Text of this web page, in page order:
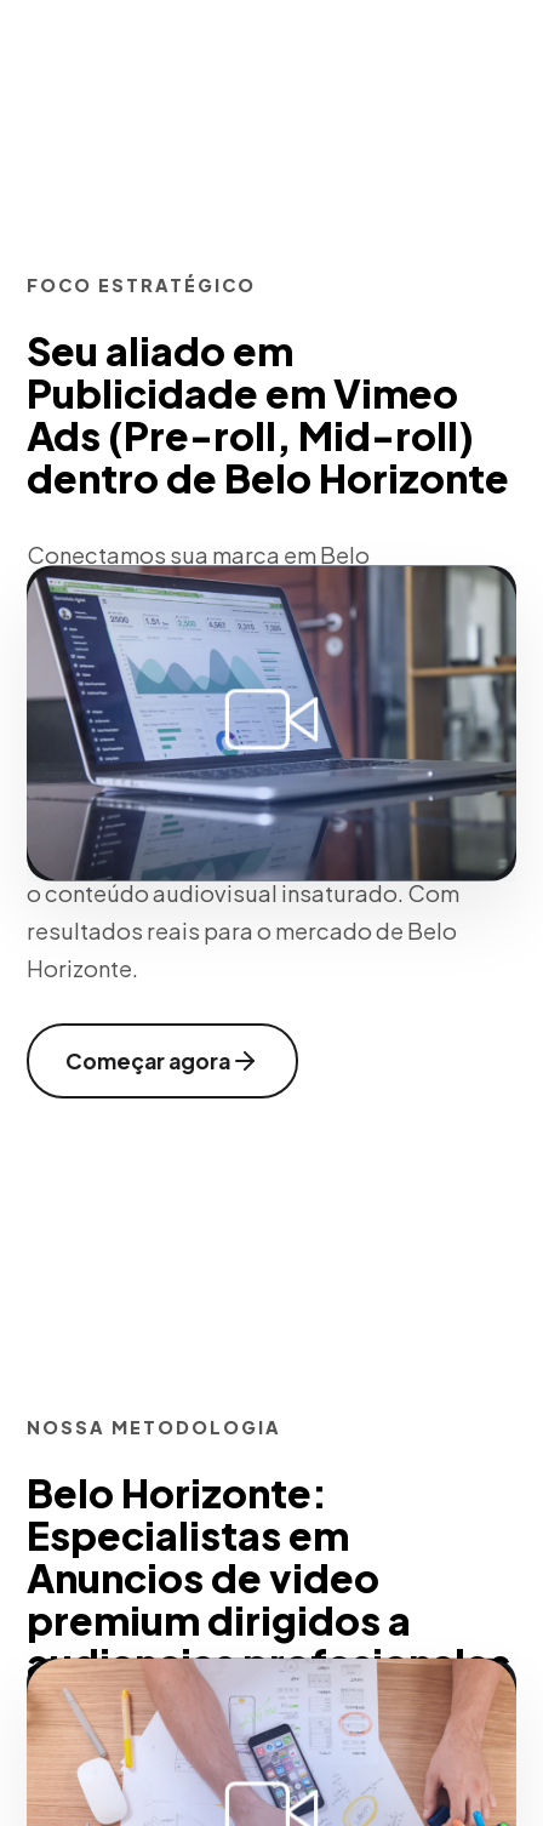
FOCO ESTRATÉGICO
Seu aliado em
Publicidade em Vimeo
Ads (Pre-roll, Mid-roll)
dentro de Belo Horizonte
Conectamos sua marca em Belo
Horizonte a nichos de criativos,
cineastas e profissionais em uma
plataforma de qualidade premium e sem
distrações. Desenvolvemos diretrizes de
anúncios precedentes e intermediários
que destacam o valor estético e
corporativo em um ambiente onde os
espectadores valorizam profundamente
o conteúdo audiovisual insaturado. Com
resultados reais para o mercado de Belo
Horizonte.
Começar agora
NOSSA METODOLOGIA
Belo Horizonte:
Especialistas em
Anuncios de video
premium dirigidos a
audiencias profesionales
Com a nossa metodologia,
aproveitamos a alta credibilidade
corporativa do Vimeo para empresas